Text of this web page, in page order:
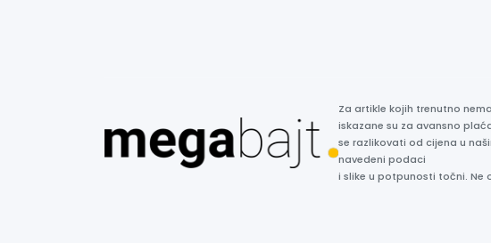
Za artikle kojih trenutno
iskazane su za avansno
se razlikovati od cijena u
navedeni podaci
i slike u potpunosti točni. Ne